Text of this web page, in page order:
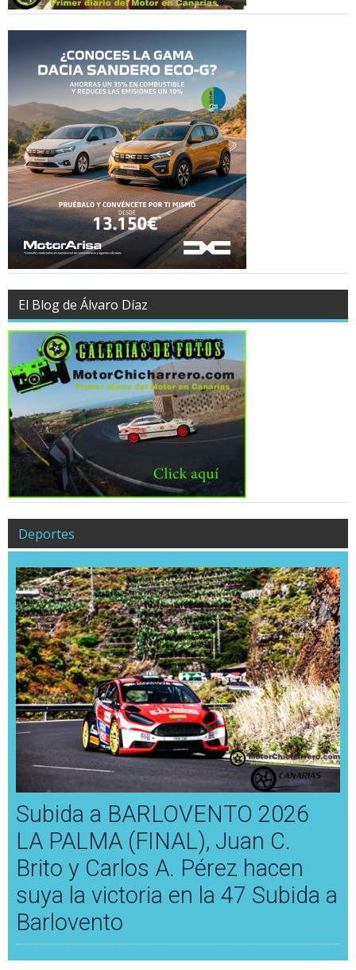
El Blog de Álvaro Díaz
Deportes
Subida a BARLOVENTO 2026
LA PALMA (FINAL), Juan C.
Brito y Carlos A. Pérez hacen
suya la victoria en la 47 Subida a
Barlovento